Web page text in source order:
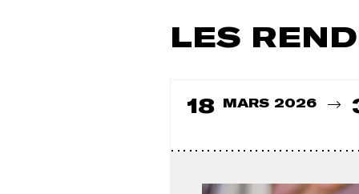
LES
Du
18 MARS 2026